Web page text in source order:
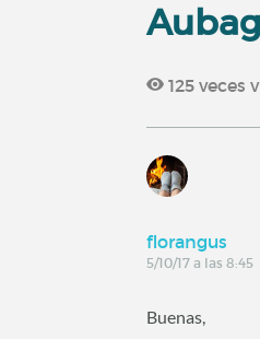
125 veces
florangus
5/10/17 a las 8:45
Buenas,